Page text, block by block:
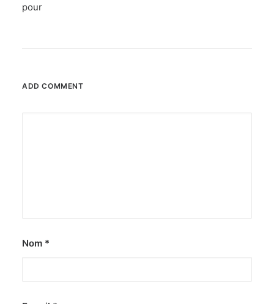
pour
ADD COMMENT
Nom *